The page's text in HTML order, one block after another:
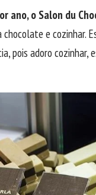
ano, o Salon du
e cozinhar.
pois adoro cozinhar,